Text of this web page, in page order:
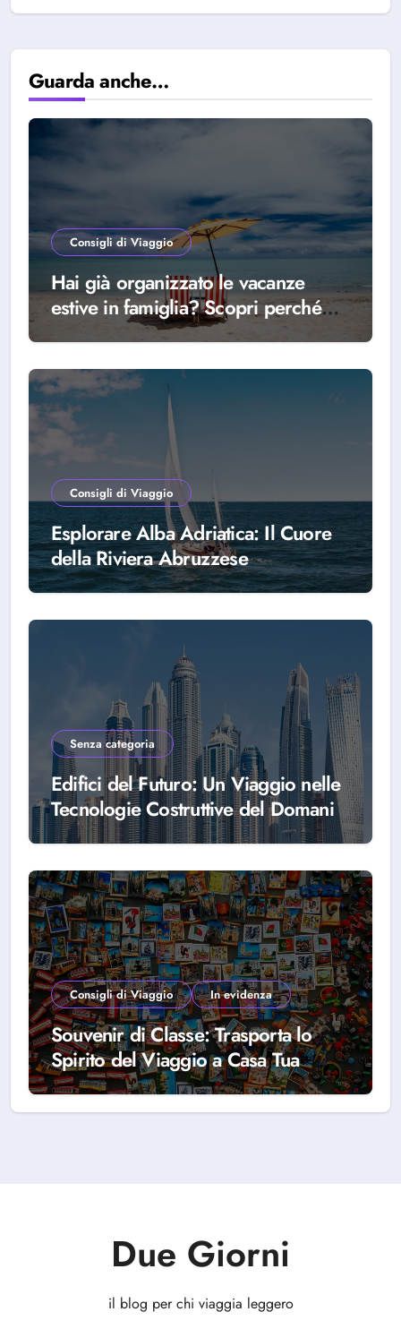
Guarda anche…
Consigli di Viaggio
Hai già organizzato le vacanze
estive in famiglia? Scopri perché
scegliere Alba Adriatica
Consigli di Viaggio
Esplorare Alba Adriatica: Il Cuore
della Riviera Abruzzese
Senza categoria
Edifici del Futuro: Un Viaggio nelle
Tecnologie Costruttive del Domani
Consigli di Viaggio In evidenza
Souvenir di Classe: Trasporta lo
Spirito del Viaggio a Casa Tua
Due Giorni
il blog per chi viaggia leggero